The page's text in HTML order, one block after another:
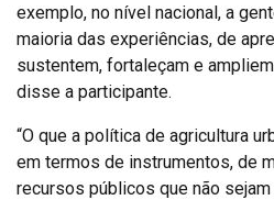
exemplo, no nível nacional, a
maioria das experiências, de
sustentem, fortaleçam e
disse a participante.
“O que a política de agricultura
em termos de instrumentos, de
recursos públicos que não